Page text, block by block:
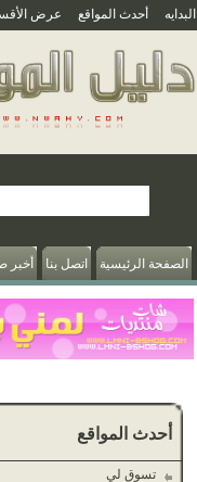
أحدث المواقع عرض
أخبر اتصل بنا الصفحة الرئيسية
أحدث المواقع
تسوق لي